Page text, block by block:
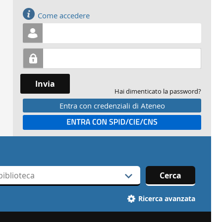
Come accedere
Invia
Hai dimenticato la password?
Entra con credenziali di Ateneo
Entra con SPID
Cerca
Ricerca avanzata